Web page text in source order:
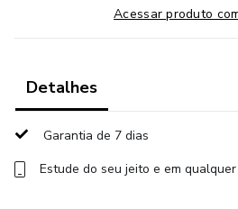
Acessar produto
Detalhes
Garantia de 7 dias
Estude do seu jeito e em